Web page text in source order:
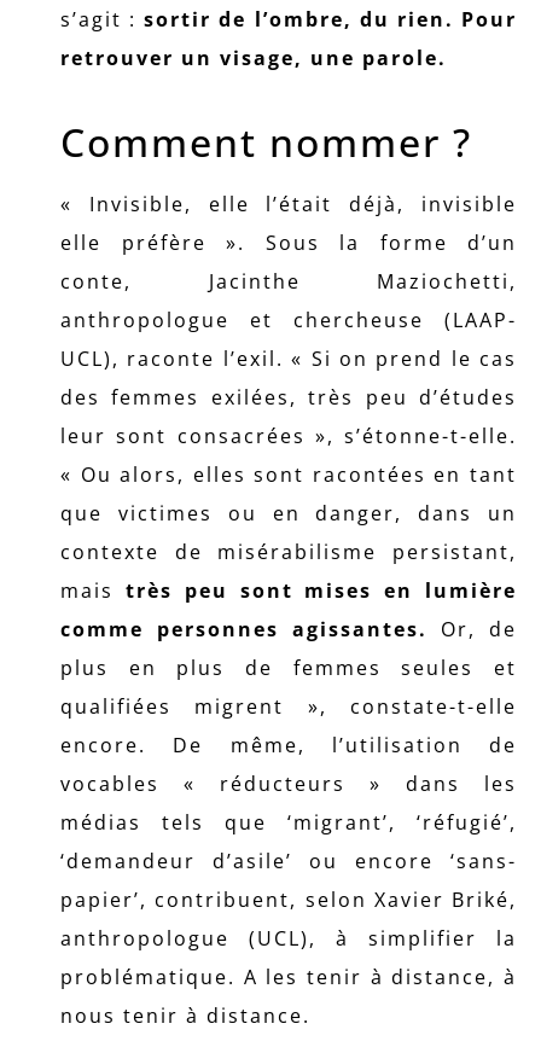
s’agit :sortir de l’ombre, du rien. Pour
retrouver un visage, une parole.
Comment nommer ?
« Invisible, elle l’était déjà, invisible
elle préfère ». Sous la forme d’un
conte, Jacinthe Maziochetti,
anthropologue et chercheuse (LAAP-
UCL), raconte l’exil. « Si on prend le cas
des femmes exilées, très peu d’études
leur sont consacrées », s’étonne-t-elle.
« Ou alors, elles sont racontées en tant
que victimes ou en danger, dans un
contexte de misérabilisme persistant,
mais très peu sont mises en lumière
comme personnes agissantes.
Or, de
plus en plus de femmes seules et
qualifiées migrent », constate-t-elle
encore. De même, l’utilisation de
vocables « réducteurs » dans les
médias tels que ‘migrant’, ‘réfugié’,
‘demandeur d’asile’ ou encore ‘sans-
papier’, contribuent, selon Xavier Briké,
anthropologue (UCL), à simplifier la
problématique. A les tenir à distance, à
nous tenir à distance.